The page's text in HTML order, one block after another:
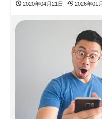
2020年04月21日 2026年01